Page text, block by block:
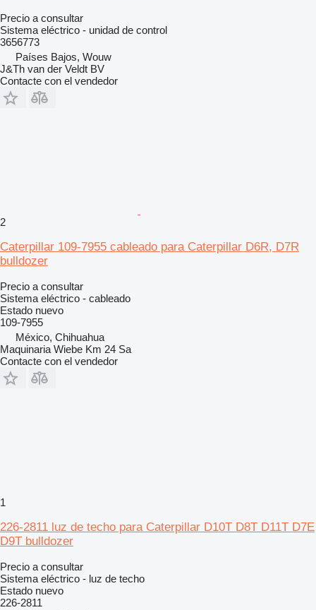
Precio a consultar
Sistema eléctrico - unidad de control
3656773
Países Bajos, Wouw
J&Th van der Veldt BV
Contacte con el vendedor
2
Caterpillar 109-7955 cableado para Caterpillar D6R, D7R
bulldozer
Precio a consultar
Sistema eléctrico - cableado
Estado nuevo
109-7955
México, Chihuahua
Maquinaria Wiebe Km 24 Sa
Contacte con el vendedor
1
226-2811 luz de techo para Caterpillar D10T D8T D11T D7E
D9T bulldozer
Precio a consultar
Sistema eléctrico - luz de techo
Estado nuevo
226-2811